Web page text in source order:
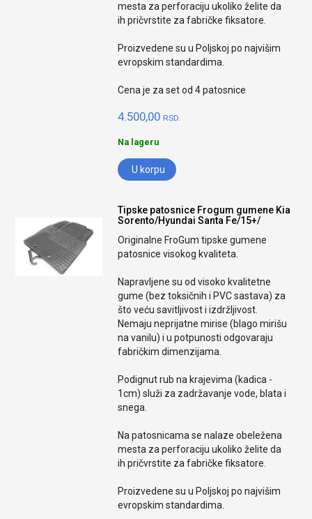
mesta za perforaciju ukoliko želite da
ih pričvrstite za fabričke fiksatore.
Proizvedene su u Poljskoj po najvišim
evropskim standardima.
Cena je za set od 4 patosnice
4.500,00 RSD.
Na lageru
U korpu
Tipske patosnice Frogum gumene Kia
Sorento/Hyundai Santa Fe/15+/
Originalne FroGum tipske gumene
patosnice visokog kvaliteta.
Napravljene su od visoko kvalitetne
gume (bez toksičnih i PVC sastava) za
što veću savitljivost i izdržljivost.
Nemaju neprijatne mirise (blago mirišu
na vanilu) i u potpunosti odgovaraju
fabričkim dimenzijama.
Podignut rub na krajevima (kadica -
1cm) služi za zadržavanje vode, blata i
snega.
Na patosnicama se nalaze obeležena
mesta za perforaciju ukoliko želite da
ih pričvrstite za fabričke fiksatore.
Proizvedene su u Poljskoj po najvišim
evropskim standardima.